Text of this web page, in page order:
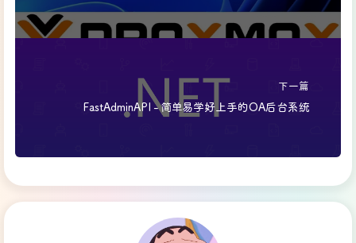
下一篇
FastAdminAPI - 简单易学好上手的OA后台系统